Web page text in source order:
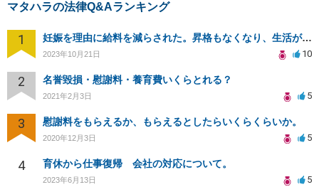
マタハラの法律Q&Aランキング
1 妊娠を理由に給料を減らされた。昇格もなくなり、生活が苦しい。
2023年10月21日 10
2 名誉毀損・慰謝料・養育費いくらとれる？
2021年2月3日 5
3 慰謝料をもらえるか、もらえるとしたらいくらくらいか。
2020年12月3日 5
4 育休から仕事復帰 会社の対応について。
2023年6月13日 5